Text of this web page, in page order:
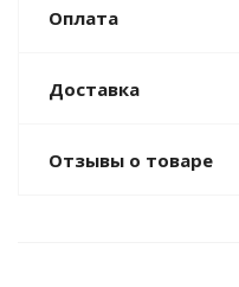
Оплата
Доставка
Отзывы о товаре